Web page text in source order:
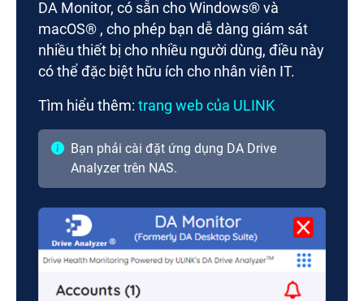
DA Monitor, có sẵn cho Windows® và
macOS® , cho phép bạn dễ dàng giám sát
nhiều thiết bị cho nhiều người dùng, điều này
có thể đặc biệt hữu ích cho nhân viên IT.
Tìm hiểu thêm:trang web của ULINK
Bạn phải cài đặt ứng dụng DA Drive
Analyzer trên NAS.